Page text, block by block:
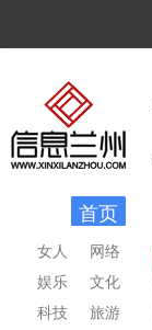
首页
网络
文化
旅游
女人
娱乐
科技